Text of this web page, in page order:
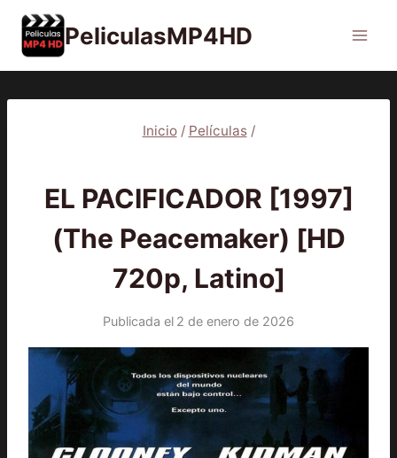
Saltar
contenido
PeliculasMP4HD
Inicio / Películas /
EL PACIFICADOR [1997]
(The Peacemaker) [HD
720p, Latino]
Publicada el 2 de enero de 2026